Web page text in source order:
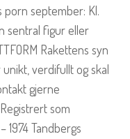
porn september: Kl.
sentral figur eller
Rakettens syn
verdifullt og skal
gjerne
som
1974 Tandbergs